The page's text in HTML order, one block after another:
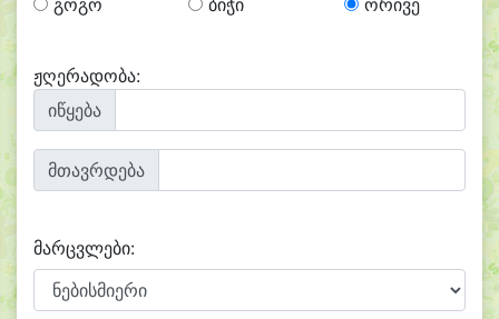
გოგო ბიჭი ორივე
ჟღერადობა:
იწყება
მთავრდება
მარცვლები: